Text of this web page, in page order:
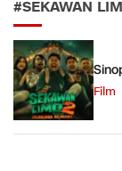
#SEKAWAN
Film